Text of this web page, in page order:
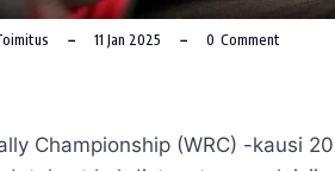
11 Jan 2025 0 Comment
Championship (WRC) -kausi